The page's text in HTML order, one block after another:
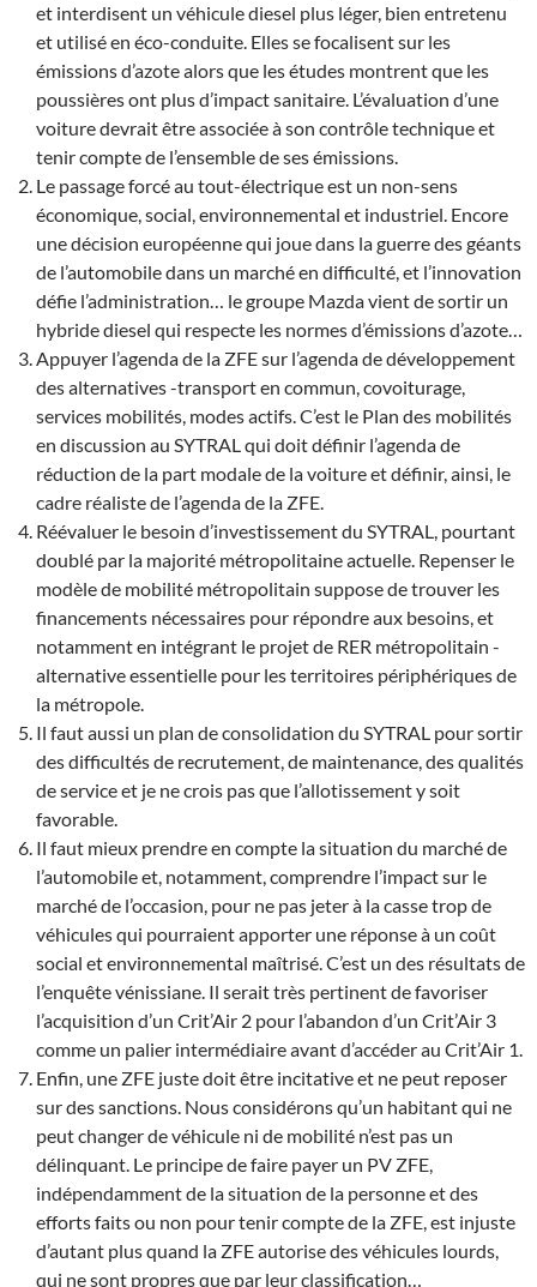
et interdisent un véhicule diesel plus léger, bien entretenu
et utilisé en éco-conduite. Elles se focalisent sur les
émissions d’azote alors que les études montrent que les
poussières ont plus d’impact sanitaire. L’évaluation d’une
voiture devrait être associée à son contrôle technique et
tenir compte de l’ensemble de ses émissions.
Le passage forcé au tout-électrique est un non-sens
économique, social, environnemental et industriel. Encore
une décision européenne qui joue dans la guerre des géants
de l’automobile dans un marché en difficulté, et l’innovation
défie l’administration… le groupe Mazda vient de sortir un
hybride diesel qui respecte les normes d’émissions d’azote…
Appuyer l’agenda de la ZFE sur l’agenda de développement
des alternatives -transport en commun, covoiturage,
services mobilités, modes actifs. C’est le Plan des mobilités
en discussion au SYTRAL qui doit définir l’agenda de
réduction de la part modale de la voiture et définir, ainsi, le
cadre réaliste de l’agenda de la ZFE.
Réévaluer le besoin d’investissement du SYTRAL, pourtant
doublé par la majorité métropolitaine actuelle. Repenser le
modèle de mobilité métropolitain suppose de trouver les
financements nécessaires pour répondre aux besoins, et
notamment en intégrant le projet de RER métropolitain -
alternative essentielle pour les territoires périphériques de
la métropole.
Il faut aussi un plan de consolidation du SYTRAL pour sortir
des difficultés de recrutement, de maintenance, des qualités
de service et je ne crois pas que l’allotissement y soit
favorable.
Il faut mieux prendre en compte la situation du marché de
l’automobile et, notamment, comprendre l’impact sur le
marché de l’occasion, pour ne pas jeter à la casse trop de
véhicules qui pourraient apporter une réponse à un coût
social et environnemental maîtrisé. C’est un des résultats de
l’enquête vénissiane. Il serait très pertinent de favoriser
l’acquisition d’un Crit’Air 2 pour l’abandon d’un Crit’Air 3
comme un palier intermédiaire avant d’accéder au Crit’Air 1.
Enfin, une ZFE juste doit être incitative et ne peut reposer
sur des sanctions. Nous considérons qu’un habitant qui ne
peut changer de véhicule ni de mobilité n’est pas un
délinquant. Le principe de faire payer un PV ZFE,
indépendamment de la situation de la personne et des
efforts faits ou non pour tenir compte de la ZFE, est injuste
d’autant plus quand la ZFE autorise des véhicules lourds,
qui ne sont propres que par leur classification…